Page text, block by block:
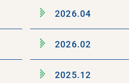
2026.04
2026.02
2025.12